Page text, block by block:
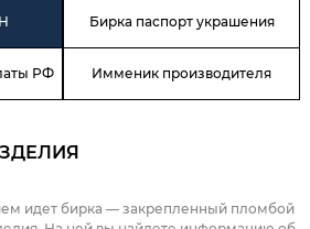
Бирка паспорт украшения
РФ Имменик производителя
идет бирка — закрепленный пломбой